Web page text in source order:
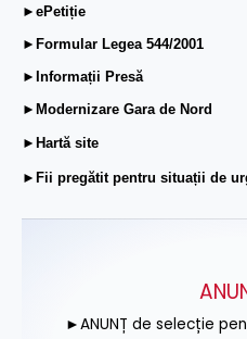
►ePetiție
►Formular Legea 544/2001
►Informații Presă
►Modernizare Gara de Nord
►Hartă site
►Fii pregătit pentru situații de
►ANUNȚ de selecție